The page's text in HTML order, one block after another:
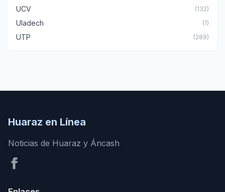
UCV (132)
Uladech (1)
UTP (289)
Huaraz en Línea
Noticias de Huaraz y Áncash